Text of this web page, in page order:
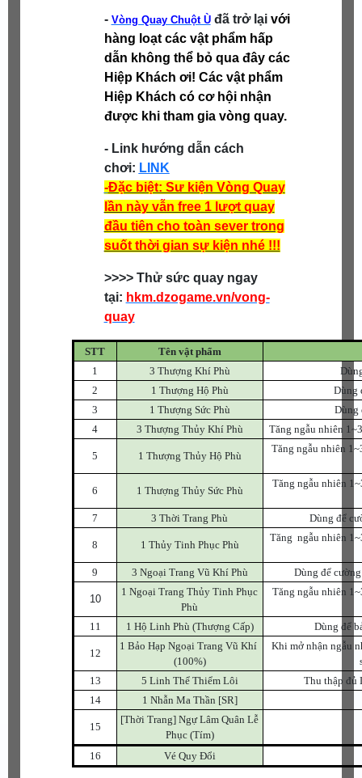
- Vòng Quay Chuột Ù đã trở lại với
hàng loạt các vật phẩm hấp
dẫn không thể bỏ qua đây các
Hiệp Khách ơi! Các vật phẩm
Hiệp Khách có cơ hội nhận
được khi tham gia vòng quay.
- Link hướng dẫn cách
chơi: LINK
-Đặc biệt: Sư kiện Vòng Quay
lần này vẫn free 1 lượt quay
đầu tiên cho toàn sever trong
suốt thời gian sự kiện nhé !!!
>>>> Thử sức quay ngay
tại: hkm.dzogame.vn/vong-
quay
STT
Tên vật phẩm
1
3 Thượng Khí Phù
2
1 Thượng Hộ Phù
Dùng
3
1 Thượng Sức Phù
Dùng
4
3 Thượng Thủy Khí Phù Tăng ngẫu nhiên
5 1 Thượng Thủy Hộ Phù
Tăng ngẫu nhiên
6 1 Thượng Thủy Sức Phù
Tăng ngẫu nhiên
7 3 Thời Trang Phù Dùng để
8 1 Thủy Tinh Phục Phù
Tăng ngẫu nhiên
9 3 Ngoại Trang Vũ Khí Phù Dùng để
10
1 Ngoại Trang Thủy Tinh Phục
Phù
Tăng ngẫu nhiên
11 1 Hộ Linh Phù (Thượng Cấp) Dùng để
12
1 Bảo Hạp Ngoại Trang Vũ Khí
(100%)
Khi mở nhận ngẫu
13
5 Linh Thể Thiểm Lôi
Thu thập đủ
14
1 Nhẫn Ma Thần [SR]
15
[Thời Trang] Ngự Lâm Quân Lễ
Phục (Tím)
16
Vé Quy Đổi